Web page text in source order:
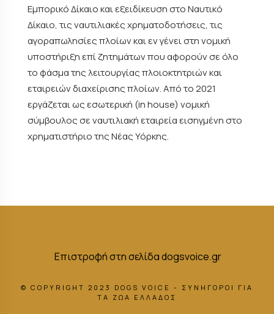
Εμπορικό Δίκαιο και εξειδίκευση στο Ναυτικό
Δίκαιο, τις ναυτιλιακές χρηματοδοτήσεις, τις
αγοραπωλησίες πλοίων και εν γένει στη νομική
υποστήριξη επί ζητημάτων που αφορούν σε όλο
το φάσμα της λειτουργίας πλοιοκτητριών και
εταιρειών διαχείρισης πλοίων. Από το 2021
εργάζεται ως εσωτερική (in house) νομική
σύμβουλος σε ναυτιλιακή εταιρεία εισηγμένη στο
χρηματιστήριο της Νέας Υόρκης.
Επιστροφή στη σελίδα dogsvoice.gr
© COPYRIGHT 2023 DOGS VOICE - ΣΥΝΗΓΟΡΟΙ ΓΙΑ
ΤΑ ΖΩΑ ΕΛΛΑΔΟΣ